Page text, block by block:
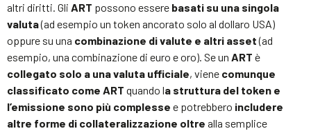
altri diritti. Gli ART possono essere basati su una singola
valuta(ad esempio un token ancorato solo al dollaro USA)
oppure su una combinazione di valute e altri asset(ad
esempio, una combinazione di euro e oro). Se un ART è
collegato solo a una valuta ufficiale, viene comunque
classificato come ART quando la struttura del token e
l’emissione sono più complesse e potrebbero includere
altre forme di collateralizzazione oltre alla semplice